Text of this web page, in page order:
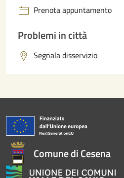
Prenota appuntamento
Problemi in città
Segnala disservizio
Comune di Cesena